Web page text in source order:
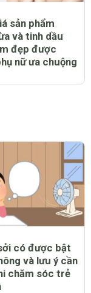
sản phẩm
và tinh dầu
đẹp được
nữ ưa chuộng
có được bật
và lưu ý cần
chăm sóc trẻ